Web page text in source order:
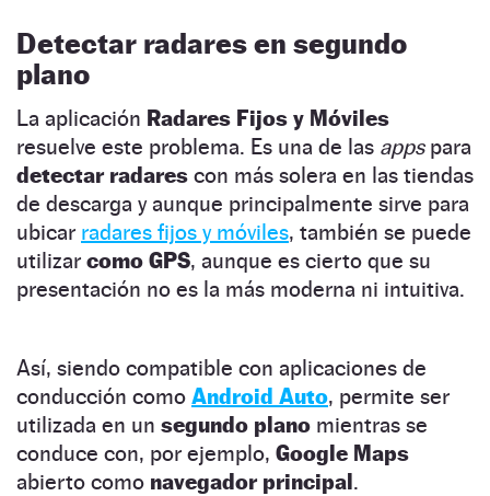
Detectar radares en segundo
plano
La aplicación Radares Fijos y Móviles
resuelve este problema. Es una de las appspara
detectar radares con más solera en las tiendas
de descarga y aunque principalmente sirve para
ubicar radares fijos y móviles, también se puede
utilizar como GPS, aunque es cierto que su
presentación no es la más moderna ni intuitiva.
Así, siendo compatible con aplicaciones de
conducción como Android Auto, permite ser
utilizada en un segundo plano mientras se
conduce con, por ejemplo, Google Maps
abierto como navegador principal.